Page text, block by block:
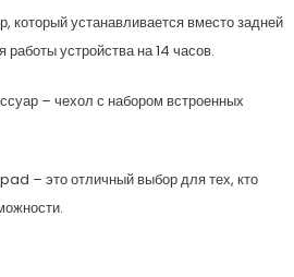
устанавливается вместо задней
устройства на 14 часов.
– чехол с набором встроенных
– это отличный выбор для тех, кто